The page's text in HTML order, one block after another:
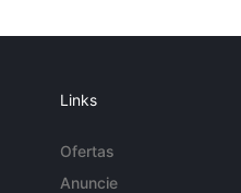
Links
Ofertas
Anuncie